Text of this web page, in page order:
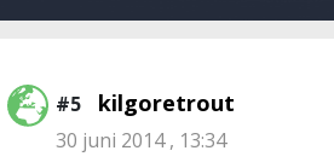
#5 kilgoretrout
30 juni 2014 , 13:34